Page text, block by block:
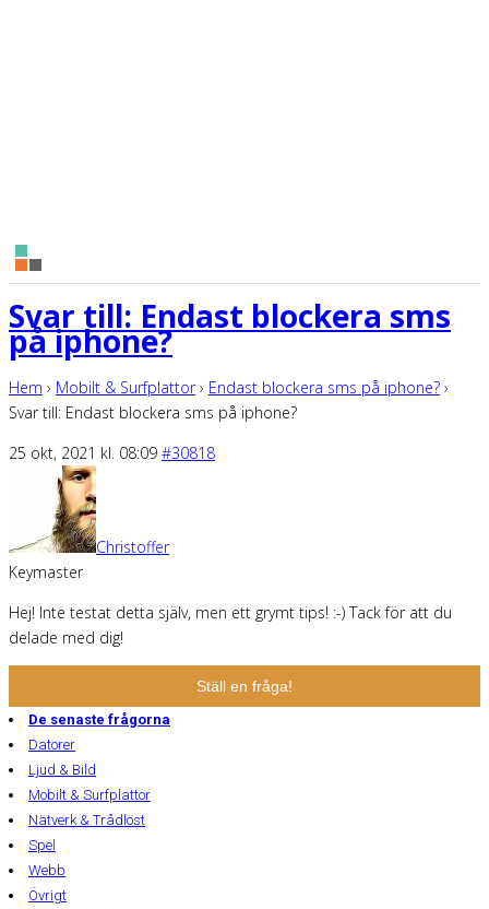
Svar till: Endast blockera sms
på iphone?
Hem › Mobilt & Surfplattor › Endast blockera sms på iphone? ›
Svar till: Endast blockera sms på iphone?
25 okt, 2021 kl. 08:09 #30818
Christoffer
Keymaster
Hej! Inte testat detta själv, men ett grymt tips! :-) Tack för att du
delade med dig!
Ställ en fråga!
De senaste frågorna
Datorer
Ljud & Bild
Mobilt & Surfplattor
Nätverk & Trådlöst
Spel
Webb
Övrigt